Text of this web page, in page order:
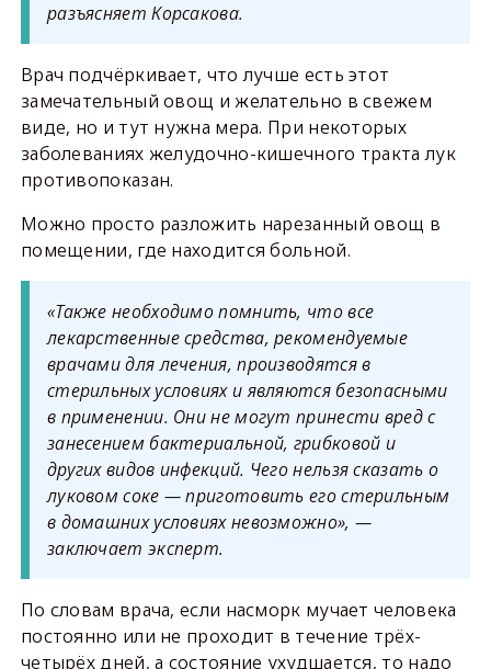
разъясняет Корсакова.
Врач подчёркивает, что лучше есть этот
замечательный овощ и желательно в свежем
виде, но и тут нужна мера. При некоторых
заболеваниях желудочно-кишечного тракта лук
противопоказан.
Можно просто разложить нарезанный овощ в
помещении, где находится больной.
«Также необходимо помнить, что все
лекарственные средства, рекомендуемые
врачами для лечения, производятся в
стерильных условиях и являются безопасными
в применении. Они не могут принести вред с
занесением бактериальной, грибковой и
других видов инфекций. Чего нельзя сказать о
луковом соке — приготовить его стерильным
в домашних условиях невозможно», —
заключает эксперт.
По словам врача, если насморк мучает человека
постоянно или не проходит в течение трёх-
четырёх дней, а состояние ухудшается, то надо